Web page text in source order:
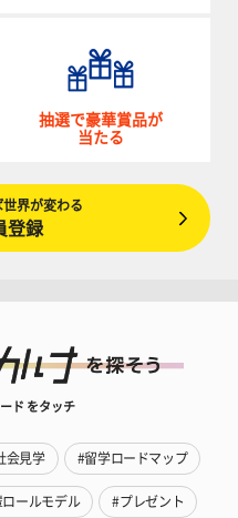
抽選で豪華賞品が
当たる
界が変わる
登録
ド をタッチ
会見学 #留学ロードマップ
ロールモデル #プレゼント